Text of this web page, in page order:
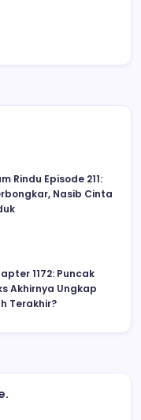
Rindu Episode 211:
Nasib Cinta
1172: Puncak
Akhirnya Ungkap
Terakhir?